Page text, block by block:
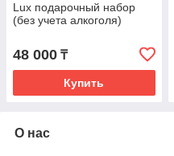
Lux подарочный набор
(без учета алкоголя)
48 000 ₸
Купить
О нас